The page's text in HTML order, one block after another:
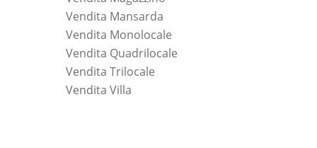
Vendita Mansarda
Vendita Monolocale
Vendita Quadrilocale
Vendita Trilocale
Vendita Villa